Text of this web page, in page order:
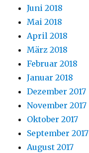
Juni 2018
Mai 2018
April 2018
März 2018
Februar 2018
Januar 2018
Dezember 2017
November 2017
Oktober 2017
September 2017
August 2017